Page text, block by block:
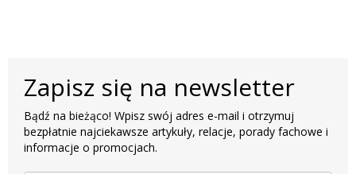
Zapisz się na newsletter
Bądź na bieżąco! Wpisz swój adres e-mail i otrzymuj
bezpłatnie najciekawsze artykuły, relacje, porady fachowe i
informacje o promocjach.